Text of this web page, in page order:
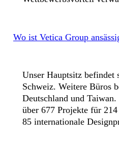
Wo ist Vetica Group
Unser Hauptsitz befindet
Schweiz. Weitere Büros
Deutschland und
über 677 Projekte für
85 internationale